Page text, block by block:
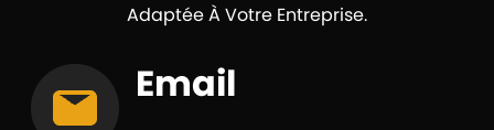
Adaptée À Votre Entreprise.
Email